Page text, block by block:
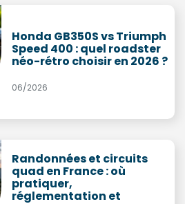
Honda GB350S vs Triumph
Speed 400 : quel roadster
néo-rétro choisir en 2026 ?
06/2026
Randonnées et circuits
quad en France : où
pratiquer,
réglementation et